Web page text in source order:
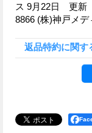
ス 9月22日 更新
8866 (株)神戸メ
返品特約に関す